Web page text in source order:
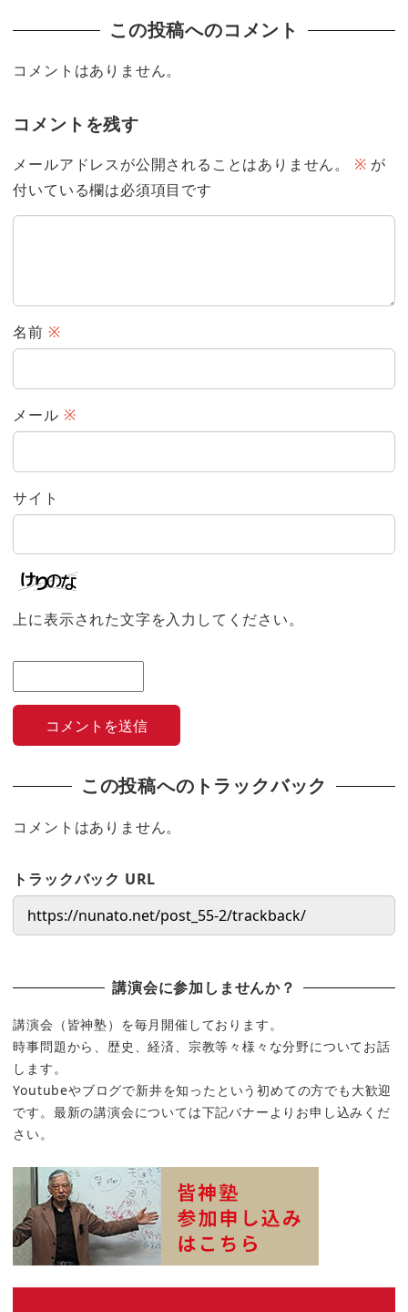
この投稿へのコメント
コメントはありません。
コメントを残す
メールアドレスが公開されることはありません。 ※ が
付いている欄は必須項目です
名前 ※
メール ※
サイト
上に表示された文字を入力してください。
この投稿へのトラックバック
コメントはありません。
トラックバック URL
講演会に参加しませんか？
講演会（皆神塾）を毎月開催しております。
時事問題から、歴史、経済、宗教等々様々な分野についてお話
します。
Youtubeやブログで新井を知ったという初めての方でも大歓迎
です。最新の講演会については下記バナーよりお申し込みくだ
さい。